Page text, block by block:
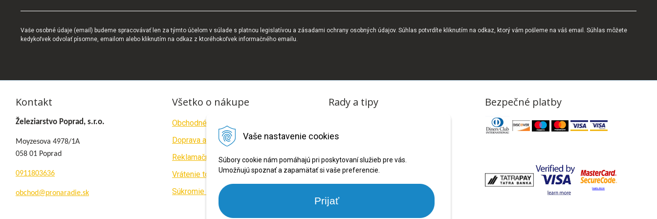
Vaše nastavenie cookies
Súbory cookie nám pomáhajú pri poskytovaní služieb pre vás.
Umožňujú spoznať a zapamätať si vaše preferencie.
Prijať
Vaše osobné údaje (email) budeme spracovávať len za týmto účelom v súlade s platnou legislatívou a zásadami ochrany osobných údajov. Súhlas potvrdíte kliknutím na odkaz, ktorý vám pošleme na váš email. Súhlas môžete
kedykoľvek odvolať písomne, emailom alebo kliknutím na odkaz z ktoréhokoľvek informačného emailu.
Kontakt
Železiarstvo Poprad, s.r.o.
Moyzesova 4978/1A
058 01 Poprad
0911803636
obchod@pronaradie.sk
Všetko o nákupe
Obchodné podmienky
Doprava a platba
Reklamačný poriadok
Vrátenie tovaru
Súkromie a cookies
Rady a tipy Bezpečné platby